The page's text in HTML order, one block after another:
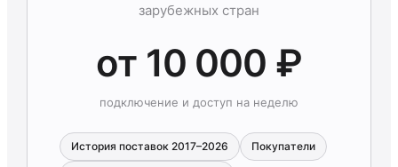
зарубежных стран
от 10 000 ₽
подключение и доступ на неделю
История поставок 2017–2026 Покупатели